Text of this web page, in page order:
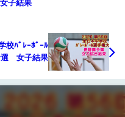
子結果
校ﾊﾞﾚｰﾎﾞｰﾙ
選 女子結果